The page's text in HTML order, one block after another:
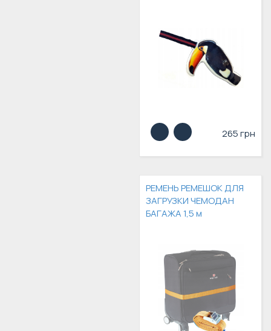
265 грн
РЕМЕНЬ РЕМЕШОК ДЛЯ
ЗАГРУЗКИ ЧЕМОДАН
БАГАЖА 1,5 м